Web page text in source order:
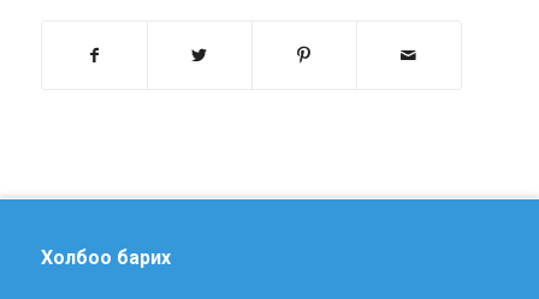
Холбоо барих